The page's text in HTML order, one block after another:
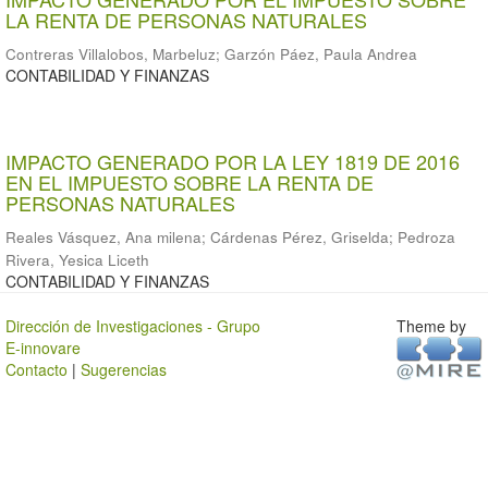
LA RENTA DE PERSONAS NATURALES
Contreras Villalobos, Marbeluz; Garzón Páez, Paula Andrea
CONTABILIDAD Y FINANZAS
IMPACTO GENERADO POR LA LEY 1819 DE 2016
EN EL IMPUESTO SOBRE LA RENTA DE
PERSONAS NATURALES
Reales Vásquez, Ana milena; Cárdenas Pérez, Griselda; Pedroza
Rivera, Yesica Liceth
CONTABILIDAD Y FINANZAS
Dirección de Investigaciones - Grupo
E-innovare
Contacto | Sugerencias
Theme by